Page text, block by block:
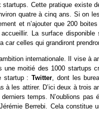
Cette pratique existe
quatre à cinq ans. Si on
et n’ajouter que 200
La surface
car celles qui grandiront
internationale. Il vise à
une moitié des 1000 startups
startup :Twitter, dont les
à les attirer. D’ici deux à trois
temps. N’oublions
Berrebi. Cela constitue